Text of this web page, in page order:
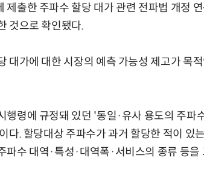
제출한 주파수 할당 대가 관련 전파법 개정
것으로 확인됐다.
대가에 대한 시장의 예측 가능성 제고가 목
행령에 규정돼 있던 '동일·유사 용도의 주파
다. 할당대상 주파수가 과거 할당한 적이 있
파수 대역·특성·대역폭·서비스의 종류 등